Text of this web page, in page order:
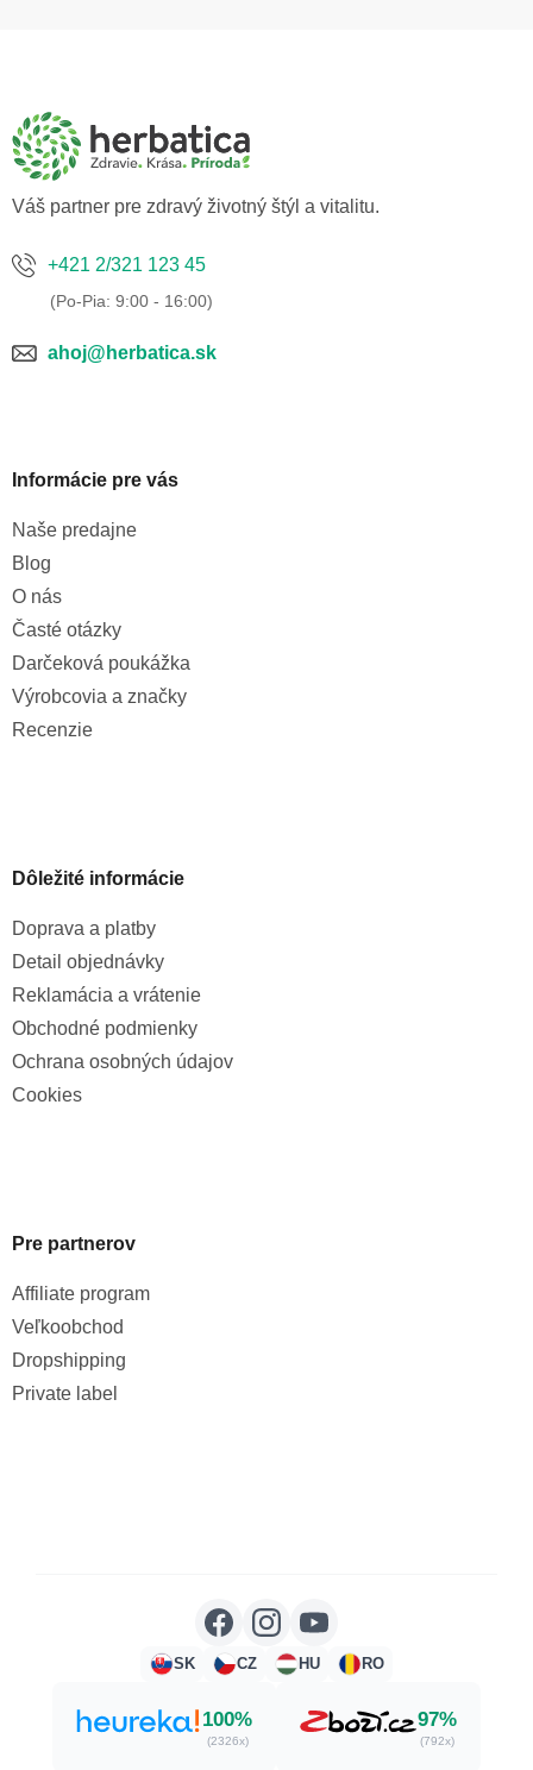
Váš partner pre zdravý životný štýl a vitalitu.
+421 2/321 123 45
ahoj@herbatica.sk
Informácie pre vás
Naše predajne
Blog
O nás
Časté otázky
Darčeková poukážka
Výrobcovia a značky
Recenzie
Dôležité informácie
Doprava a platby
Detail objednávky
Reklamácia a vrátenie
Obchodné podmienky
Ochrana osobných údajov
Cookies
Pre partnerov
Affiliate program
Veľkoobchod
Dropshipping
Private label
SK CZ HU RO
100%
(2326x)
97%
(792x)